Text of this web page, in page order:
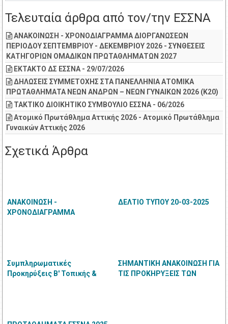
Τελευταία άρθρα από τον/την ΕΣΣΝΑ
ΑΝΑΚΟΙΝΩΣΗ - ΧΡΟΝΟΔΙΑΓΡΑΜΜΑ ΔΙΟΡΓΑΝΩΣΕΩΝ
ΠΕΡΙΟΔΟΥ ΣΕΠΤΕΜΒΡΙΟΥ - ΔΕΚΕΜΒΡΙΟΥ 2026 - ΣΥΝΘΕΣΕΙΣ
ΚΑΤΗΓΟΡΙΩΝ ΟΜΑΔΙΚΩΝ ΠΡΩΤΑΘΛΗΜΑΤΩΝ 2027
ΕΚΤΑΚΤΟ ΔΣ ΕΣΣΝΑ - 29/07/2026
ΔΗΛΩΣΕΙΣ ΣΥΜΜΕΤΟΧΗΣ ΣΤΑ ΠΑΝΕΛΛΗΝΙΑ ΑΤΟΜΙΚΑ
ΠΡΩΤΑΘΛΗΜΑΤΑ ΝΕΩΝ ΑΝΔΡΩΝ – ΝΕΩΝ ΓΥΝΑΙΚΩΝ 2026 (Κ20)
ΤΑΚΤΙΚΟ ΔΙΟΙΚΗΤΙΚΟ ΣΥΜΒΟΥΛΙΟ ΕΣΣΝΑ - 06/2026
Ατομικό Πρωτάθλημα Αττικής 2026 - Ατομικό Πρωτάθλημα
Γυναικών Αττικής 2026
Σχετικά Άρθρα
ΑΝΑΚΟΙΝΩΣΗ -
ΧΡΟΝΟΔΙΑΓΡΑΜΜΑ
ΠΡΩΤΑΘΛΗΜΑΤΩΝ 2027
ΔΕΛΤΙΟ ΤΥΠΟΥ 20-03-2025
Συμπληρωματικές
Προκηρύξεις Β' Τοπικής &
ΣΗΜΑΝΤΙΚΗ ΑΝΑΚΟΙΝΩΣΗ ΓΙΑ
ΤΙΣ ΠΡΟΚΗΡΥΞΕΙΣ ΤΩΝ